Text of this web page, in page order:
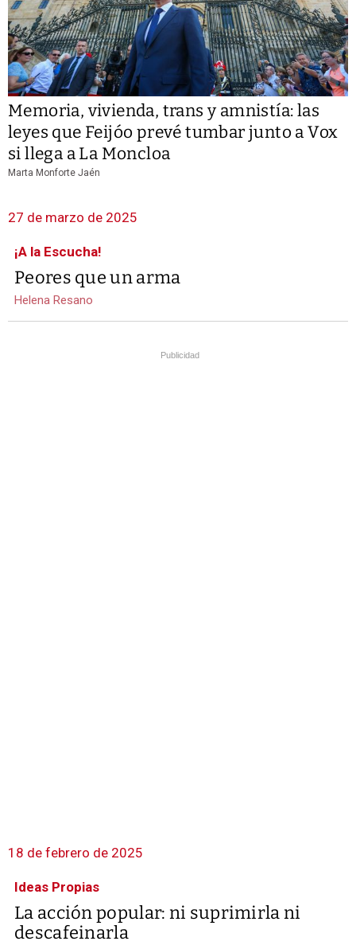
Memoria, vivienda, trans y amnistía: las
leyes que Feijóo prevé tumbar junto a Vox
si llega a La Moncloa
Marta Monforte Jaén
27 de marzo de 2025
¡A la Escucha!
Peores que un arma
Helena Resano
Publicidad
18 de febrero de 2025
Ideas Propias
La acción popular: ni suprimirla ni
descafeinarla